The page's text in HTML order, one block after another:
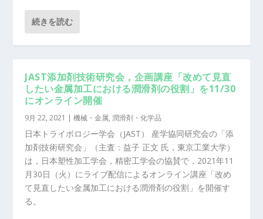
続きを読む
JAST添加剤技術研究会，企画講座「改めて見直
したい金属加工における潤滑剤の役割」を11/30
にオンライン開催
9月 22, 2021 |機械・金属,潤滑剤・化学品
日本トライボロジー学会（JAST） 産学協同研究会の「添
加剤技術研究会」（主査：益子 正文 氏，東京工業大学）
は，日本塑性加工学会，精密工学会の協賛で，2021年11
月30日（火）にライブ配信によるオンライン講座「改め
て見直したい金属加工における潤滑剤の役割」を開催す
る。